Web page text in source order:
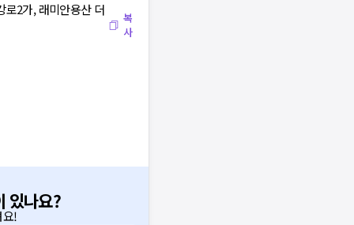
로2가, 래미안용산 더
복
사
있나요?
요!